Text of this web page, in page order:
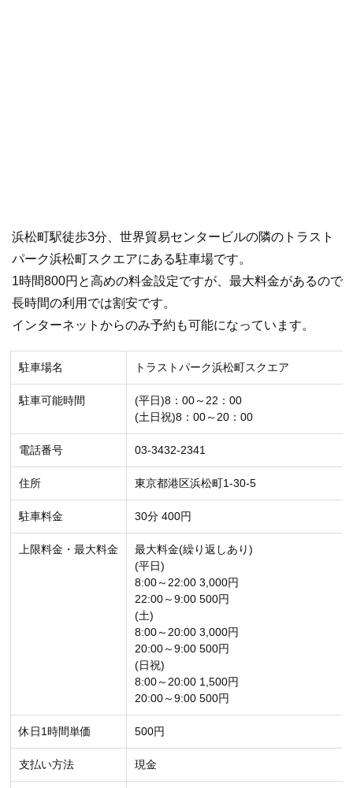
浜松町駅徒歩3分、世界貿易センタービルの隣のトラスト
パーク浜松町スクエアにある駐車場です。
1時間800円と高めの料金設定ですが、最大料金があるので
長時間の利用では割安です。
インターネットからのみ予約も可能になっています。
駐車場名 トラストパーク浜松町スクエア
駐車可能時間
(平日)8：00～22：00
(土日祝)8：00～20：00
電話番号 03-3432-2341
住所 東京都港区浜松町1-30-5
駐車料金 30分 400円
上限料金・最大料金
最大料金(繰り返しあり)
(平日)
8:00～22:00 3,000円
22:00～9:00 500円
(土)
8:00～20:00 3,000円
20:00～9:00 500円
(日祝)
8:00～20:00 1,500円
20:00～9:00 500円
休日1時間単価 500円
支払い方法 現金